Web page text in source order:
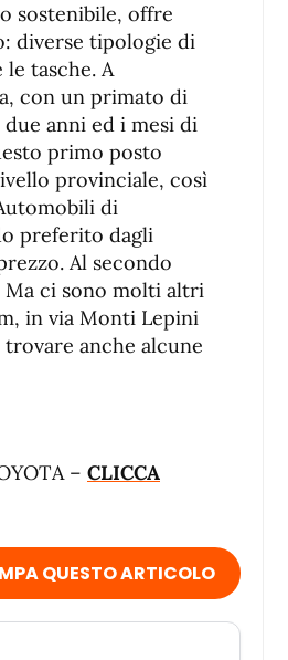
sostenibile, offre
diverse tipologie di
tasche. A
con un primato di
anni ed i mesi di
primo posto
provinciale, così
di
preferito dagli
Al secondo
Ma ci sono molti altri
in via Monti Lepini
anche alcune
– CLICCA
QUESTO ARTICOLO